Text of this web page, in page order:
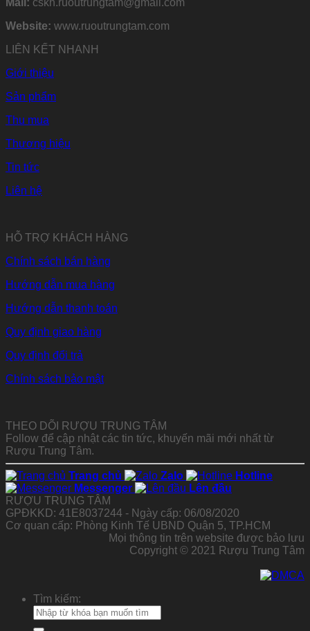
Website: www.ruoutrungtam.com
LIÊN KẾT NHANH
Giới thiệu
Sản phẩm
Thu mua
Thương hiệu
Tin tức
Liên hệ
HỖ TRỢ KHÁCH HÀNG
Chính sách bán hàng
Hướng dẫn mua hàng
Hướng dẫn thanh toán
Quy định giao hàng
Quy định đổi trả
Chính sách bảo mật
THEO DÕI RƯỢU TRUNG TÂM
Follow để cập nhật các tin tức, khuyến mãi mới nhất từ
Rượu Trung Tâm.
Trang chủ Zalo
Hotline
Messenger
Lên đầu
RƯỢU TRUNG TÂM
GPĐKKD: 41E8037244 - Ngày cấp: 06/08/2020
Cơ quan cấp: Phòng Kinh Tế UBND Quận 5, TP.HCM
Mọi thông tin trên website được bảo lưu
Copyright © 2021 Rượu Trung Tâm
Tìm kiếm: